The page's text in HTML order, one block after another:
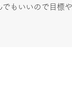
もいいので目標